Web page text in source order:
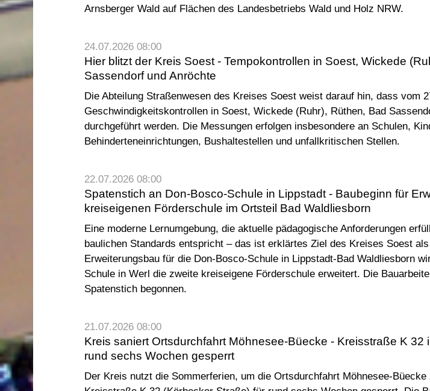
Arnsberger Wald auf Flächen des Landesbetriebs Wald und Holz NRW.
24.07.2026 08:00
Hier blitzt der Kreis Soest - Tempokontrollen in Soest, Wickede
Sassendorf und Anröchte
Die Abteilung Straßenwesen des Kreises Soest weist darauf hin, dass vom
Geschwindigkeitskontrollen in Soest, Wickede (Ruhr), Rüthen, Bad
durchgeführt werden. Die Messungen erfolgen insbesondere an Schulen,
Behinderteneinrichtungen, Bushaltestellen und unfallkritischen Stellen.
22.07.2026 08:00
Spatenstich an Don-Bosco-Schule in Lippstadt - Baubeginn für
kreiseigenen Förderschule im Ortsteil Bad Waldliesborn
Eine moderne Lernumgebung, die aktuelle pädagogische Anforderungen
baulichen Standards entspricht – das ist erklärtes Ziel des Kreises Soest
Erweiterungsbau für die Don-Bosco-Schule in Lippstadt-Bad Waldliesborn
Schule in Werl die zweite kreiseigene Förderschule erweitert. Die
Spatenstich begonnen.
21.07.2026 08:00
Kreis saniert Ortsdurchfahrt Möhnesee-Büecke - Kreisstraße K 32
rund sechs Wochen gesperrt
Der Kreis nutzt die Sommerferien, um die Ortsdurchfahrt Möhnesee-